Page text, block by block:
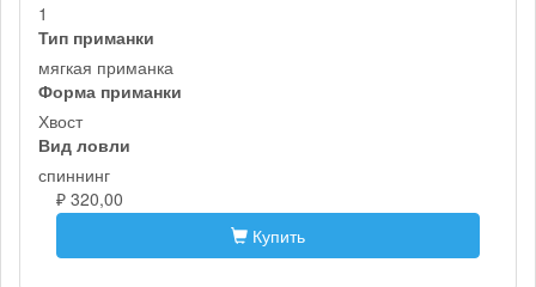
1
Тип приманки
мягкая приманка
Форма приманки
Хвост
Вид ловли
спиннинг
₽ 320,00
Купить